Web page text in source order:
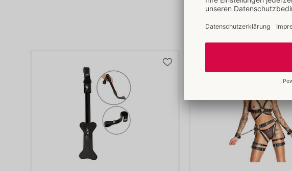
Holz (Kiefer), Leder (Lamm, Rind), Metall (Eisen).